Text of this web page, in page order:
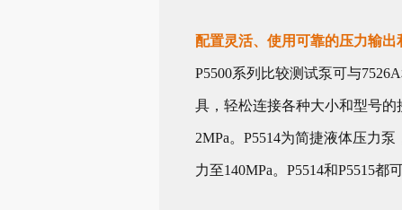
配置灵活、使用可靠的压力输出
P5500系列比较测试泵可与
具，轻松连接各种大小和型号的
2MPa。P5514为简捷液体压力
力至140MPa。P5514和P5515都